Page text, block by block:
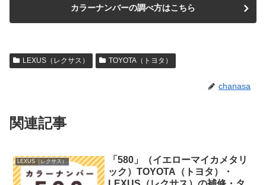
カラーナンバーの調べ方はこちら
LEXUS（レクサス） TOYOTA（トヨタ）
chanasa
関連記事
LEXUS（レクサス）
「580」（イエローマイカメタリ
ック）TOYOTA（トヨタ）・